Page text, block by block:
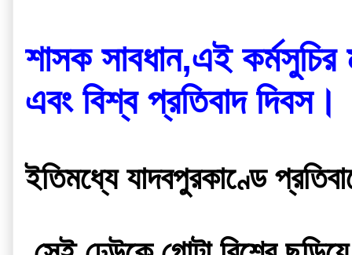
শাসক সাবধান,এই
এবং বিশ্ব প্রতিবাদ দিবস।
ইতিমধ্যে যাদবপুরকাণ্ডে